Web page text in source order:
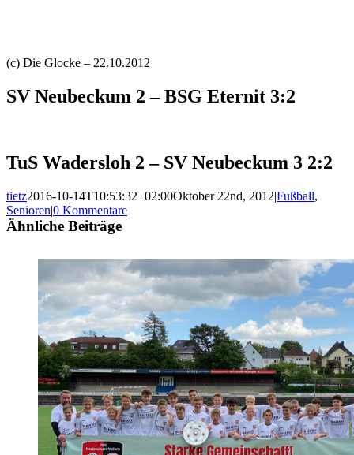
(c) Die Glocke – 22.10.2012
SV Neubeckum 2 – BSG Eternit 3:2
TuS Wadersloh 2 – SV Neubeckum 3 2:2
tietz2016-10-14T10:53:32+02:00Oktober 22nd, 2012|Fußball,
Senioren|0 Kommentare
Ähnliche Beiträge